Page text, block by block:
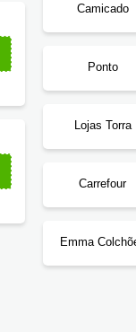
Camicado
Ponto
Lojas Torra
Carrefour
Emma